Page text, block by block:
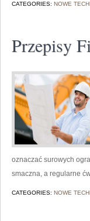
CATEGORIES: NOWE
Przepisy
oznaczać surowych
smaczna, a regularne
CATEGORIES: NOWE